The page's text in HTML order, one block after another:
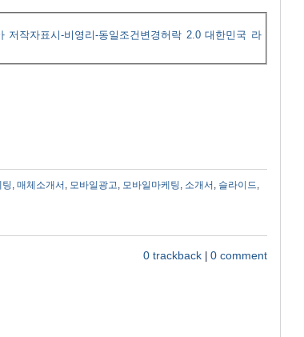
저작자표시-비영리-동일조건변경허락 2.0 대한민국 라
팅, 매체소개서 , 모바일광고, 모바일마케팅, 소개서 , 슬라이드,
0 trackback| 0 comment